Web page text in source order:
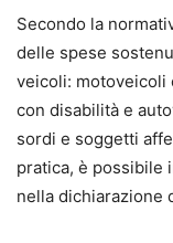
Secondo la
delle spese
veicoli: motoveicoli
con disabilità e
sordi e soggetti
pratica, è possibile
nella dichiarazione